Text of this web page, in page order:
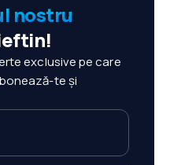
nostru
exclusive pe care
te și